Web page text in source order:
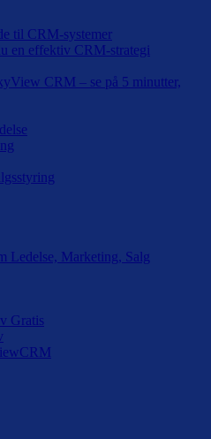
til CRM-systemer
en effektiv CRM-strategi
CRM – se på 5 minutter,
Ledelse, Marketing, Salg
Gratis